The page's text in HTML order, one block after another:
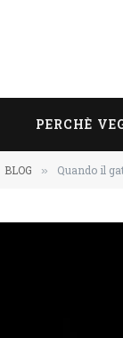
PERCHÈ
BLOG » Quando il